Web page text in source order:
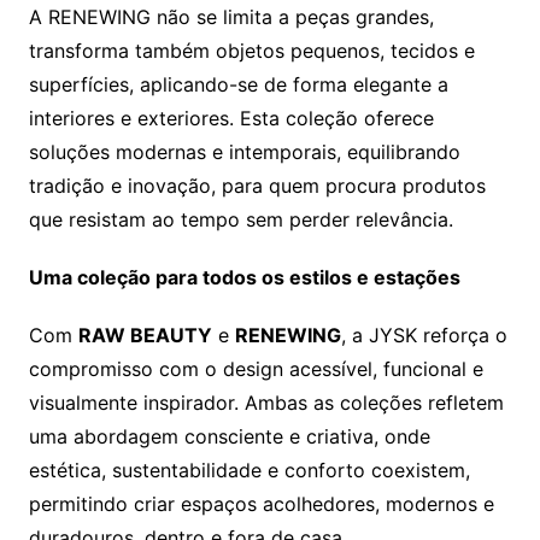
A RENEWING não se limita a peças grandes,
transforma também objetos pequenos, tecidos e
superfícies, aplicando-se de forma elegante a
interiores e exteriores. Esta coleção oferece
soluções modernas e intemporais, equilibrando
tradição e inovação, para quem procura produtos
que resistam ao tempo sem perder relevância.
Uma coleção para todos os estilos e estações
Com RAW BEAUTY e RENEWING, a JYSK reforça o
compromisso com o design acessível, funcional e
visualmente inspirador. Ambas as coleções refletem
uma abordagem consciente e criativa, onde
estética, sustentabilidade e conforto coexistem,
permitindo criar espaços acolhedores, modernos e